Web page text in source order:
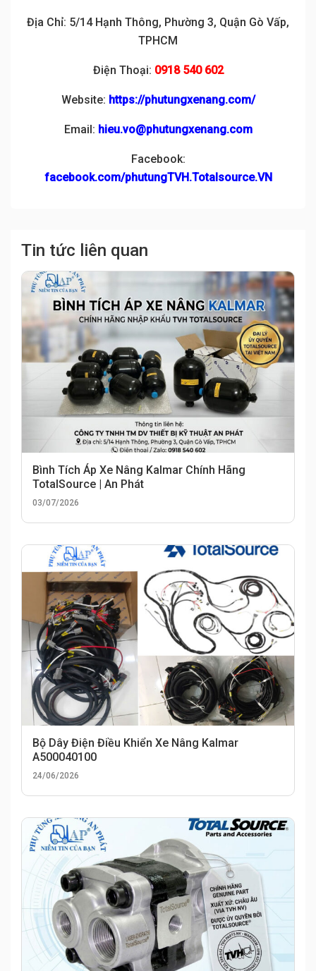
Địa Chỉ: 5/14 Hạnh Thông, Phường 3, Quận Gò Vấp,
TPHCM
Điện Thoại: 0918 540 602
Website: https://phutungxenang.com/
Email: hieu.vo@phutungxenang.com
Facebook:
facebook.com/phutungTVH.Totalsource.VN
Tin tức liên quan
Bình Tích Áp Xe Nâng Kalmar Chính Hãng
TotalSource | An Phát
03/07/2026
Bộ Dây Điện Điều Khiển Xe Nâng Kalmar
A500040100
24/06/2026